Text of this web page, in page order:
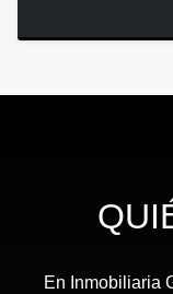
En Inmobiliaria